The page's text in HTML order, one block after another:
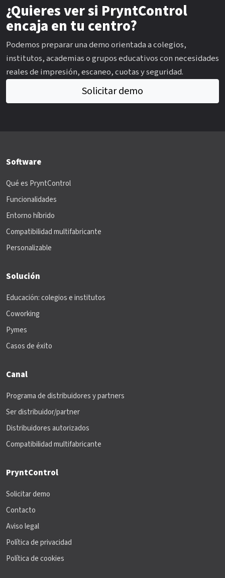
¿Quieres ver si PryntControl
encaja en tu centro?
Podemos preparar una demo orientada a colegios,
institutos, academias o grupos educativos con necesidades
reales de impresión, escaneo, cuotas y seguridad.
Solicitar demo
Software
Qué es PryntControl
Funcionalidades
Entorno híbrido
Compatibilidad multifabricante
Personalizable
Solución
Educación: colegios e institutos
Coworking
Pymes
Casos de éxito
Canal
Programa de distribuidores y partners
Ser distribuidor/partner
Distribuidores autorizados
Compatibilidad multifabricante
PryntControl
Solicitar demo
Contacto
Aviso legal
Política de privacidad
Política de cookies